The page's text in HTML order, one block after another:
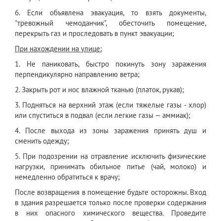
6. Если объявлена эвакуация, то взять документы,
"тревожный чемоданчик", обесточить помещение,
перекрыть газ и проследовать в пункт эвакуации;
При нахождении на улице:
1. Не паниковать, быстро покинуть зону заражения
перпендикулярно направлению ветра;
2. Закрыть рот и нос влажной тканью (платок, рукав);
3. Подняться на верхний этаж (если тяжелые газы - хлор)
или спуститься в подвал (если легкие газы — аммиак);
4. После выхода из зоны заражения принять душ и
сменить одежду;
5. При подозрении на отравление исключить физические
нагрузки, принимать обильное питье (чай, молоко) и
немедленно обратиться к врачу;
После возвращения в помещение будьте осторожны. Вход
в здания разрешается только после проверки содержания
в них опасного химического вещества. Проведите